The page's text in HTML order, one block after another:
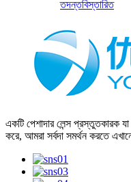
তদন্তবিস্তারিত
একটি পেশাদার লেন্স প্রস্তুতকারক
করে, আমরা সর্বদা সমর্থন করতে